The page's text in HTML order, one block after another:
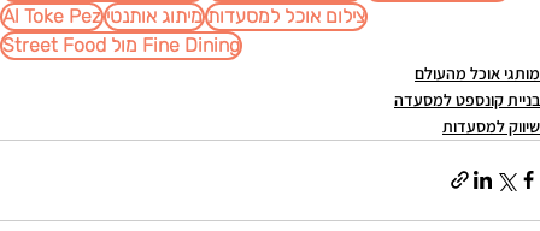
צילום אוכל למסעדות מיתוג אותנטי Al Toke Pez
Fine Dining מול Street Food
מותגי אוכל מהעולם
בניית קונספט למסעדה
שיווק למסעדות